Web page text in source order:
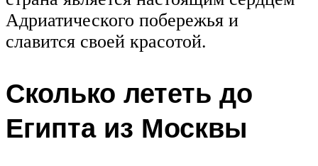
Адриатического побережья и
славится своей красотой.
Сколько лететь до
Египта из Москвы